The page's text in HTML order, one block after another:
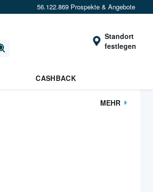
56.122.869 Prospekte & Angebote
Standort
festlegen
CASHBACK
MEHR